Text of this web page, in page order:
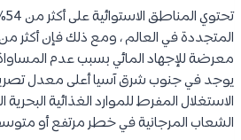
المتجددة في العالم ، ومع ذلك فإن أكثر
معرضة للإجهاد المائي بسبب عدم
يوجد في جنوب شرق آسيا أعلى معدل
الاستغلال المفرط للموارد الغذائية
الشعاب المرجانية في خطر مرتفع أو